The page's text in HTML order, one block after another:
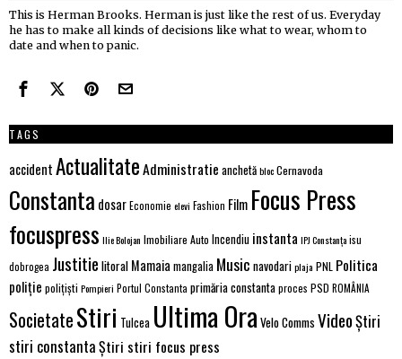
This is Herman Brooks. Herman is just like the rest of us. Everyday
he has to make all kinds of decisions like what to wear, whom to
date and when to panic.
TAGS
accidentActualitateAdministratie anchetăblocCernavoda
Constanta dosarEconomie elevi Fashion Film Focus Press
focuspress Ilie Bolojan Imobiliare Auto Incendiu instanta IPJ Constanțaisu
dobrogea Justitie litoral Mamaia mangalia Music navodariplaja PNL Politica
poliție polițiști Pompieri Portul Constanta primăria constantaproces PSD ROMÂNIA
SocietateStiri Tulcea Ultima Ora Velo Comms VideoȘtiri
stiri constantaȘtiri stiri focus press